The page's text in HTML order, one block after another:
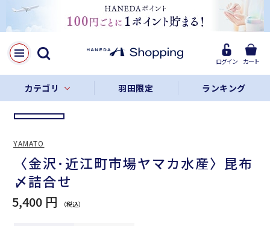
ログイン カート
カテゴリ 羽田限定 ランキング
LINE
Facebook
リンクをコピー
〈金沢･近江町市場ヤマカ水産〉昆布
〆詰合せ
5,400 円
YAMATO